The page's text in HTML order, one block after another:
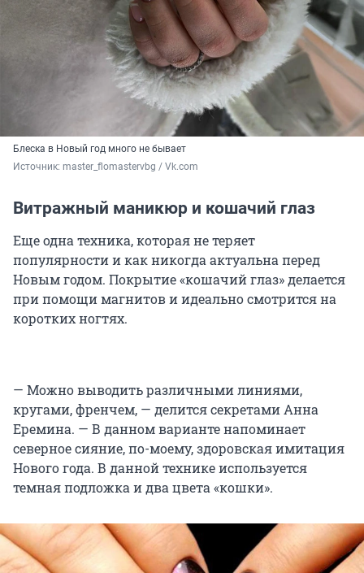
Блеска в Новый год много не бывает
Источник: master_flomastervbg / Vk.com
Витражный маникюр и кошачий глаз
Еще одна техника, которая не теряет
популярности и как никогда актуальна перед
Новым годом. Покрытие «кошачий глаз» делается
при помощи магнитов и идеально смотрится на
коротких ногтях.
— Можно выводить различными линиями,
кругами, френчем, — делится секретами Анна
Еремина. — В данном варианте напоминает
северное сияние, по-моему, здоровская имитация
Нового года. В данной технике используется
темная подложка и два цвета «кошки».